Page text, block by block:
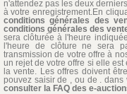
n'attendez pas les deux
à votre enregistrement.En
conditions générales des
conditions générales des
sera clôturée à l'heure
l'heure de clôture ne sera
transmission de votre offre à
un rejet de votre offre si elle
la vente. Les offres doivent
pouvez saisir de , ou de . dans
consulter la FAQ des e-